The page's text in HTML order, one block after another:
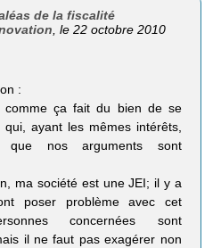
de la fiscalité
, le 22 octobre 2010
:
comme ça fait du bien de se
ayant les mêmes intérêts,
nos arguments sont
ma société est une JEI; il y a
poser problème avec cet
concernées sont
il ne faut pas exagérer non